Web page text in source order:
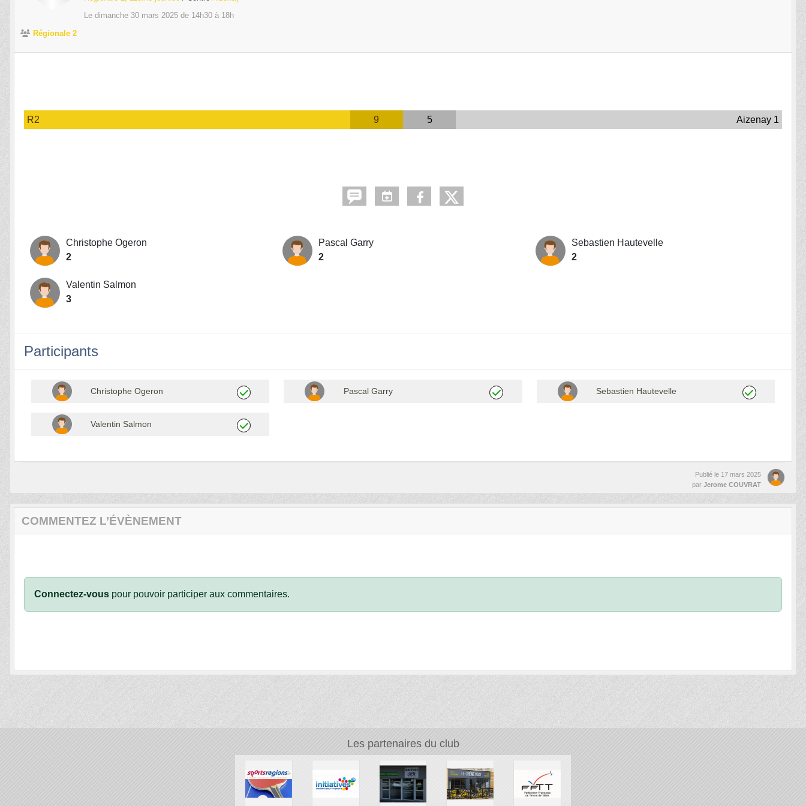
Le dimanche 30 mars 2025 de 14h30 à 18h
Régionale 2
R2 9 5 Aizenay 1
Christophe Ogeron
2
Pascal Garry
2
Sebastien Hautevelle
2
Valentin Salmon
3
Participants
Christophe Ogeron Pascal Garry Sebastien Hautevelle
Valentin Salmon
Publié le 17 mars 2025
par Jerome COUVRAT
COMMENTEZ L’ÉVÈNEMENT
Connectez-vous pour pouvoir participer aux commentaires.
Les partenaires du club